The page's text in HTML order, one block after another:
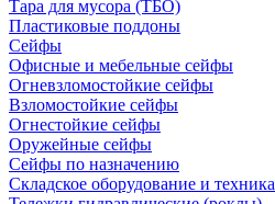
Тара для мусора (ТБО)
Пластиковые поддоны
Сейфы
Офисные и мебельные сейфы
Огневзломостойкие сейфы
Взломостойкие сейфы
Огнестойкие сейфы
Оружейные сейфы
Сейфы по назначению
Складское оборудование и техника